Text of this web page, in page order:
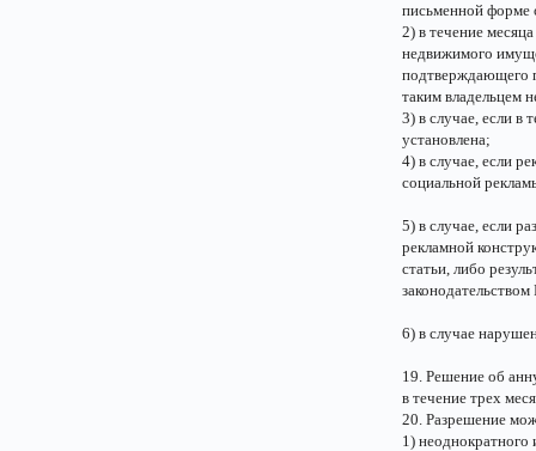
письменной форме
2) в течение
недвижимого
подтверждающего
таким владельцем
3) в случае, если в
установлена;
4) в случае, если
социальной
5) в случае, если
рекламной
статьи, либо
6) в случае
19. Решение об
в течение трех
20. Разрешение
1) неоднократного